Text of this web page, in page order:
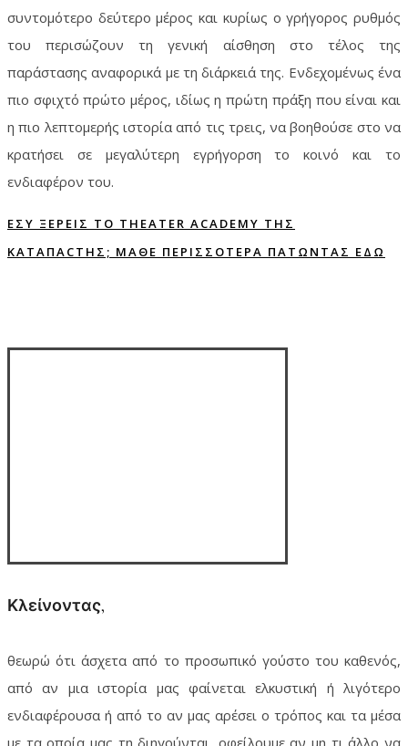
συντομότερο δεύτερο μέρος και κυρίως ο γρήγορος ρυθμός
του περισώζουν τη γενική αίσθηση στο τέλος της
παράστασης αναφορικά με τη διάρκειά της. Ενδεχομένως ένα
πιο σφιχτό πρώτο μέρος, ιδίως η πρώτη πράξη που είναι και
η πιο λεπτομερής ιστορία από τις τρεις, να βοηθούσε στο να
κρατήσει σε μεγαλύτερη εγρήγορση το κοινό και το
ενδιαφέρον του.
ΕΣΥ ΞΕΡΕΙΣ ΤO THEATER ACADEMY ΤΗΣ
ΚΑΤΑΠACTΗΣ; ΜΑΘΕ ΠΕΡΙΣΣΟΤΕΡΑ ΠΑΤΩΝΤΑΣ ΕΔΩ
Κλείνοντας,
θεωρώ ότι άσχετα από το προσωπικό γούστο του καθενός,
από αν μια ιστορία μας φαίνεται ελκυστική ή λιγότερο
ενδιαφέρουσα ή από το αν μας αρέσει ο τρόπος και τα μέσα
με τα οποία μας τη διηγούνται, οφείλουμε αν μη τι άλλο να